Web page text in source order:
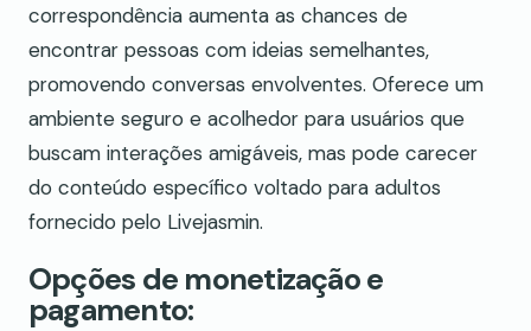
correspondência aumenta as chances de
encontrar pessoas com ideias semelhantes,
promovendo conversas envolventes. Oferece um
ambiente seguro e acolhedor para usuários que
buscam interações amigáveis, mas pode carecer
do conteúdo específico voltado para adultos
fornecido pelo Livejasmin.
Opções de monetização e
pagamento: